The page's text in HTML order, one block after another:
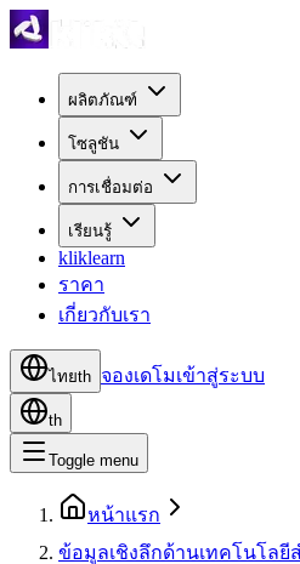
ผลิตภัณฑ์
โซลูชัน
การเชื่อมต่อ
เรียนรู้
kliklearn
ราคา
เกี่ยวกับเรา
ไทยth จองเดโมเข้าสู่ระบบ
th
Toggle menu
หน้าแรก
ข้อมูลเชิงลึกด้านเทคโนโลยี